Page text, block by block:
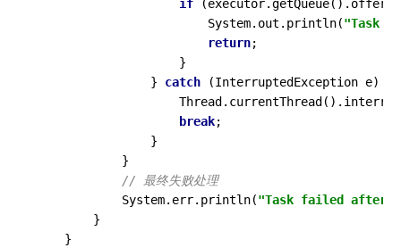
if
                        System.out.println(
"Task
return;
                    }
                }
catch (InterruptedException e) {
break;
                }
            }
// 最终失败处理
            System.err.println(
"Task failed after "
        }
    }